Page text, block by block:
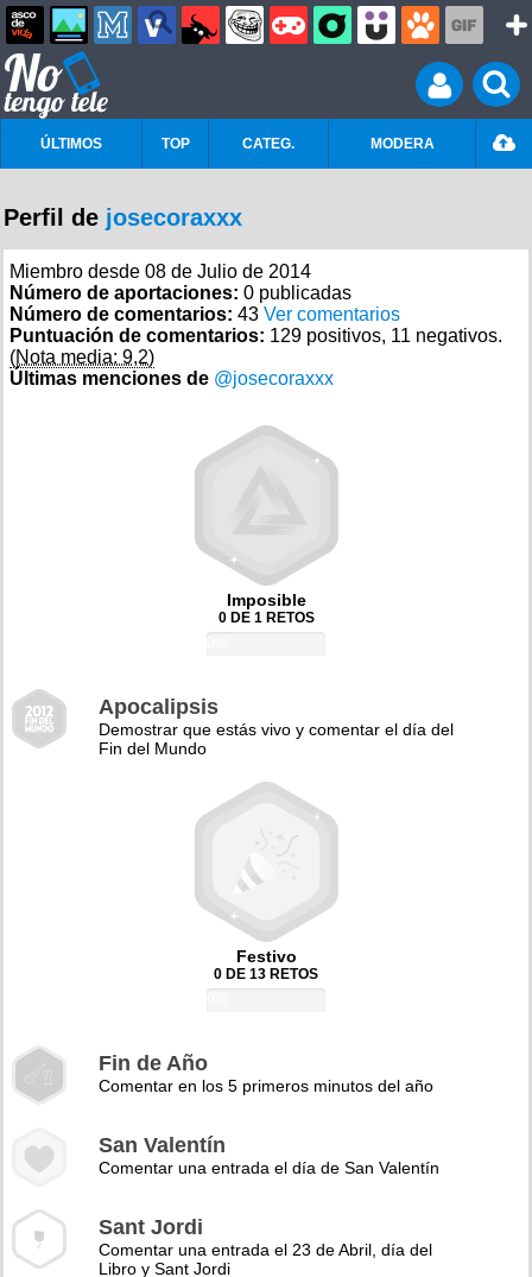
ÚLTIMOS TOP CATEG. MODERA
Perfil de josecoraxxx
Miembro desde 08 de Julio de 2014
Número de aportaciones: 0 publicadas
Número de comentarios: 43 Ver comentarios
Puntuación de comentarios: 129 positivos, 11 negativos.
(Nota media: 9,2)
Últimas menciones de @josecoraxxx
Imposible
0 DE 1 RETOS
Apocalipsis
Demostrar que estás vivo y comentar el día del
Fin del Mundo
Festivo
0 DE 13 RETOS
Fin de Año
Comentar en los 5 primeros minutos del año
San Valentín
Comentar una entrada el día de San Valentín
Sant Jordi
Comentar una entrada el 23 de Abril, día del
Libro y Sant Jordi